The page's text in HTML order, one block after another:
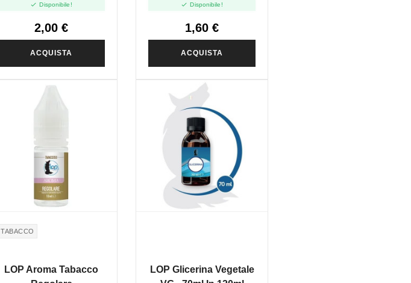
 Disponibile!
2,00 €
ACQUISTA
 Disponibile!
1,60 €
ACQUISTA
TABACCO
LOP Aroma Tabacco
LOP Glicerina Vegetale